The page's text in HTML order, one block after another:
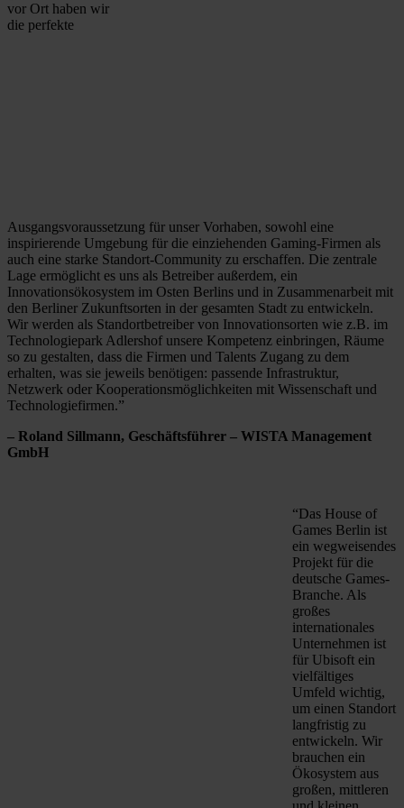
vor Ort haben wir
die perfekte
Ausgangsvoraussetzung für unser Vorhaben, sowohl eine
inspirierende Umgebung für die einziehenden Gaming-Firmen als
auch eine starke Standort-Community zu erschaffen. Die zentrale
Lage ermöglicht es uns als Betreiber außerdem, ein
Innovationsökosystem im Osten Berlins und in Zusammenarbeit mit
den Berliner Zukunftsorten in der gesamten Stadt zu entwickeln.
Wir werden als Standortbetreiber von Innovationsorten wie z.B. im
Technologiepark Adlershof unsere Kompetenz einbringen, Räume
so zu gestalten, dass die Firmen und Talents Zugang zu dem
erhalten, was sie jeweils benötigen: passende Infrastruktur,
Netzwerk oder Kooperationsmöglichkeiten mit Wissenschaft und
Technologiefirmen.”
– Roland Sillmann, Geschäftsführer – WISTA Management
GmbH
“Das House of
Games Berlin ist
ein wegweisendes
Projekt für die
deutsche Games-
Branche. Als
großes
internationales
Unternehmen ist
für Ubisoft ein
vielfältiges
Umfeld wichtig,
um einen Standort
langfristig zu
entwickeln. Wir
brauchen ein
Ökosystem aus
großen, mittleren